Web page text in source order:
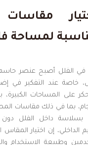
لمساحة
في الفلل أصبح عنصر حاسم
خاصة عند التفكير في
على المساحات الكبيرة،
بما في ذلك مقاسات
داخل الفلل دون
الداخلي، إن اختيار
وطبيعة الاستخدام